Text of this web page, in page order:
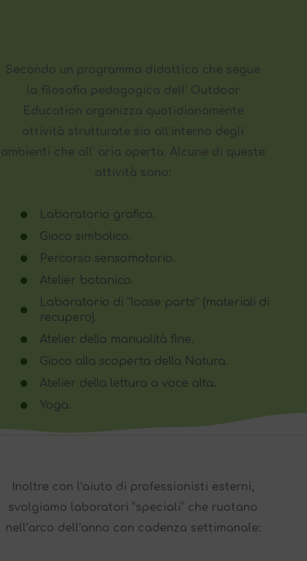
Secondo un programma didattico che segue
la filosofia pedagogica dell’ Outdoor
Education organizza quotidianamente
attività strutturate sia all’interno degli
ambienti che all’ aria aperta. Alcune di queste
attività sono:
Laboratorio grafico.
Gioco simbolico.
Percorso sensomotorio.
Atelier botanico.
Laboratorio di “loose parts” (materiali di
recupero).
Atelier della manualità fine.
Gioco alla scoperta della Natura.
Atelier della lettura a voce alta.
Yoga.
Inoltre con l’aiuto di professionisti esterni,
svolgiamo laboratori “speciali” che ruotano
nell’arco dell’anno con cadenza settimanale: